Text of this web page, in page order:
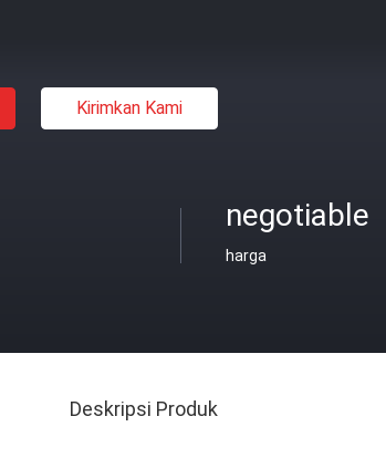
Kirimkan Kami
negotiable
harga
Deskripsi Produk